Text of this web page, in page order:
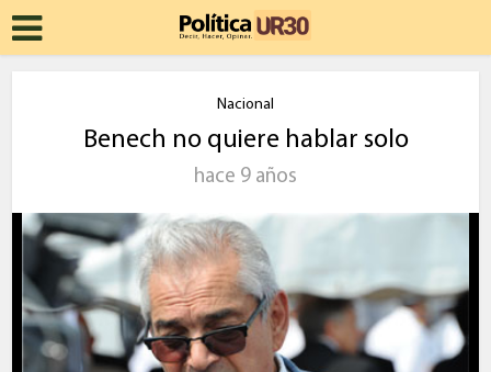
Nacional
Benech no quiere hablar solo
hace 9 años